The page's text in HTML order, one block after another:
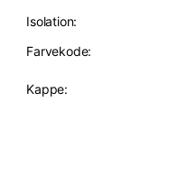
Isolation:
Farvekode:
Kappe: